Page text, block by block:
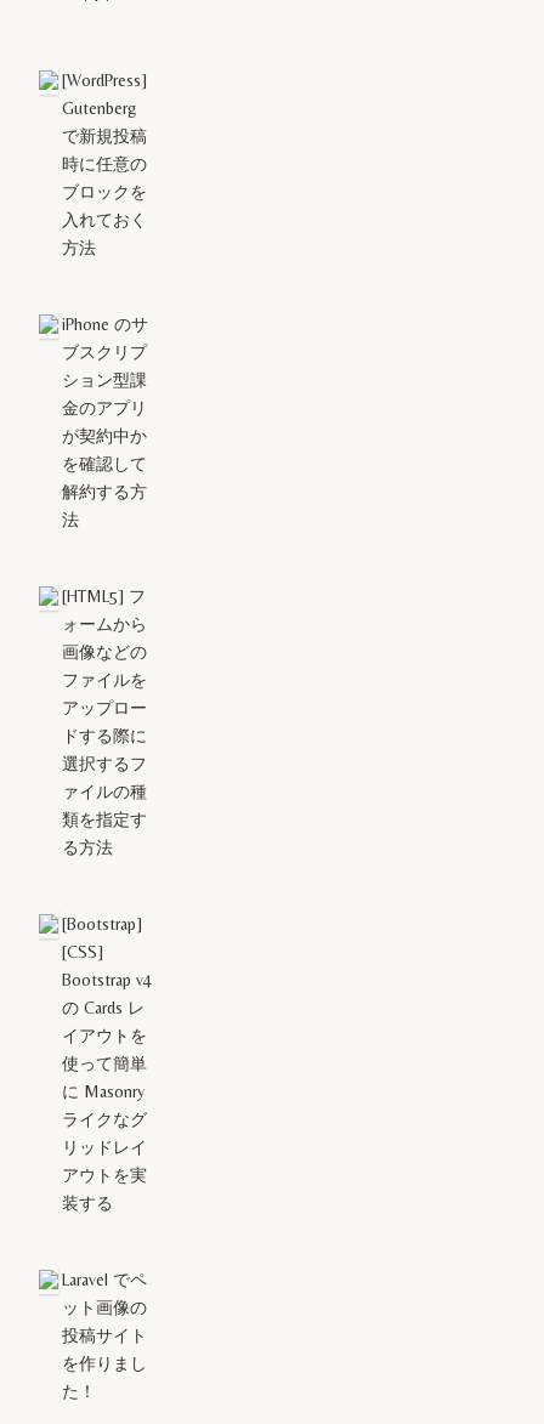
[WordPress]
Gutenberg
で新規投稿
時に任意の
ブロックを
入れておく
方法
iPhone のサ
ブスクリプ
ション型課
金のアプリ
が契約中か
を確認して
解約する方
法
[HTML5] フ
ォームから
画像などの
ファイルを
アップロー
ドする際に
選択するフ
ァイルの種
類を指定す
る方法
[Bootstrap]
[CSS]
Bootstrap v4
の Cards レ
イアウトを
使って簡単
に Masonry
ライクなグ
リッドレイ
アウトを実
装する
Laravel でペ
ット画像の
投稿サイト
を作りまし
た！